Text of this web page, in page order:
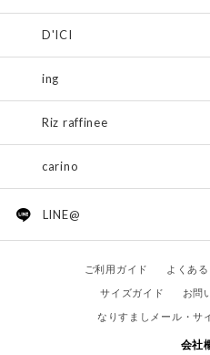
D'ICI
ing
Riz raffinee
carino
LINE@
ご利用ガイド よくあ
サイズガイド
お問
なりすましメール・サ
会社